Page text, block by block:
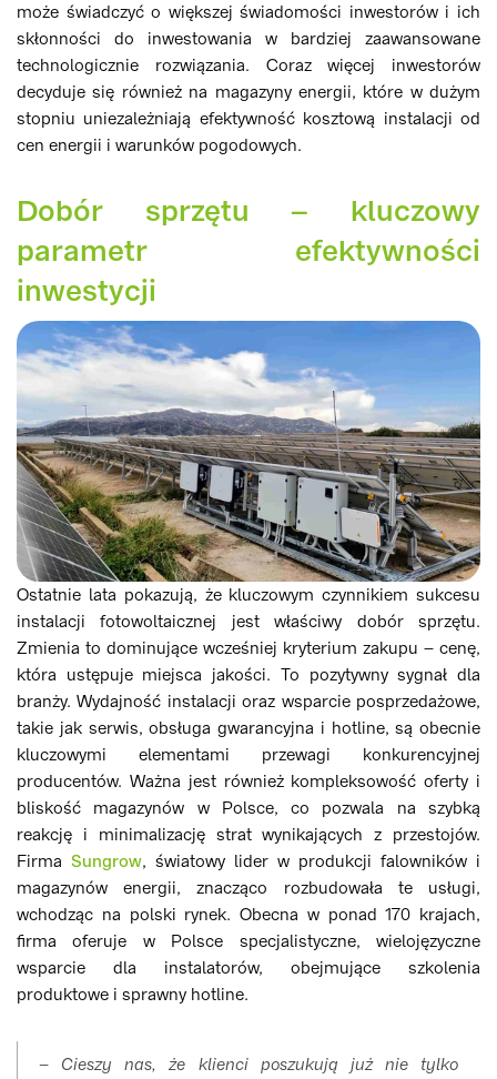
może świadczyć o większej świadomości inwestorów i ich
skłonności do inwestowania w bardziej zaawansowane
technologicznie rozwiązania. Coraz więcej inwestorów
decyduje się również na magazyny energii, które w dużym
stopniu uniezależniają efektywność kosztową instalacji od
cen energii i warunków pogodowych.
Dobór sprzętu – kluczowy
parametr efektywności
inwestycji
Ostatnie lata pokazują, że kluczowym czynnikiem sukcesu
instalacji fotowoltaicznej jest właściwy dobór sprzętu.
Zmienia to dominujące wcześniej kryterium zakupu – cenę,
która ustępuje miejsca jakości. To pozytywny sygnał dla
branży. Wydajność instalacji oraz wsparcie posprzedażowe,
takie jak serwis, obsługa gwarancyjna i hotline, są obecnie
kluczowymi elementami przewagi konkurencyjnej
producentów. Ważna jest również kompleksowość oferty i
bliskość magazynów w Polsce, co pozwala na szybką
reakcję i minimalizację strat wynikających z przestojów.
Firma Sungrow, światowy lider w produkcji falowników i
magazynów energii, znacząco rozbudowała te usługi,
wchodząc na polski rynek. Obecna w ponad 170 krajach,
firma oferuje w Polsce specjalistyczne, wielojęzyczne
wsparcie dla instalatorów, obejmujące szkolenia
produktowe i sprawny hotline.
– Cieszy nas, że klienci poszukują już nie tylko